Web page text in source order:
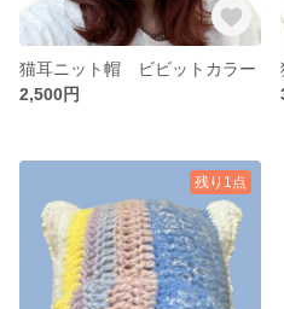
猫耳ニット帽 ビビットカラー
2,500円
残り1点